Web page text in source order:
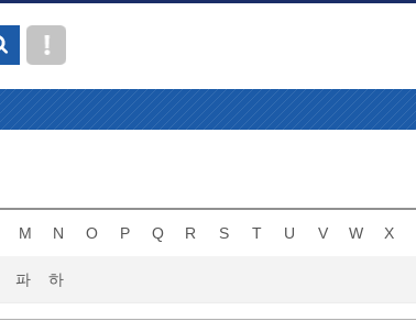
M N O P Q R S T U V W X
파 하